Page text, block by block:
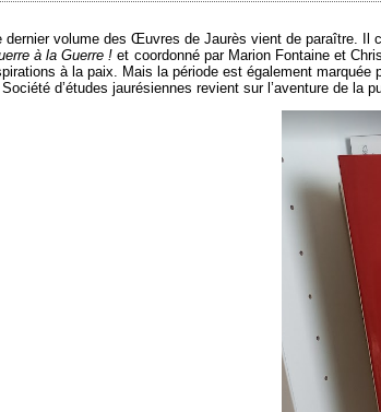
dernier volume des Œuvres de Jaurès vient de paraître. Il
à la Guerre ! et coordonné par Marion Fontaine et
à la paix. Mais la période est également
Société d’études jaurésiennes revient sur l’aventure de la